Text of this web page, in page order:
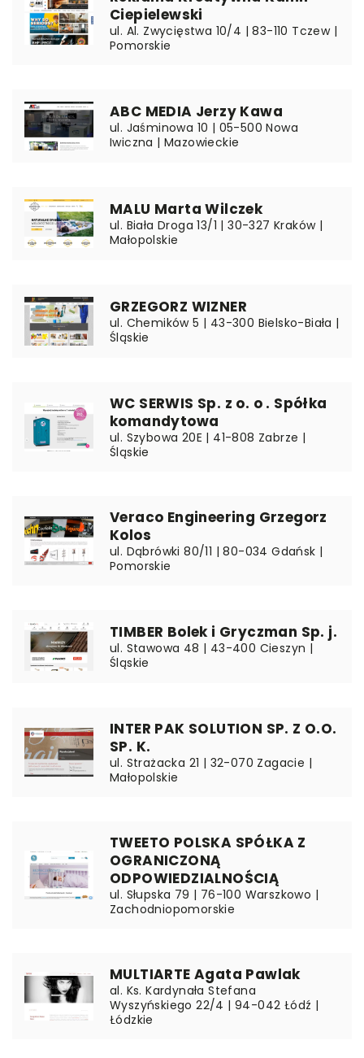
Ciepielewski
ul. Al. Zwycięstwa 10/4 | 83-110 Tczew |
Pomorskie
ABC MEDIA Jerzy Kawa
ul. Jaśminowa 10 | 05-500 Nowa
Iwiczna | Mazowieckie
MALU Marta Wilczek
ul. Biała Droga 13/1 | 30-327 Kraków |
Małopolskie
GRZEGORZ WIZNER
ul. Chemików 5 | 43-300 Bielsko-Biała |
Śląskie
WC SERWIS Sp. z o. o . Spółka
komandytowa
ul. Szybowa 20E | 41-808 Zabrze |
Śląskie
Veraco Engineering Grzegorz
Kolos
ul. Dąbrówki 80/11 | 80-034 Gdańsk |
Pomorskie
TIMBER Bolek i Gryczman Sp. j.
ul. Stawowa 48 | 43-400 Cieszyn |
Śląskie
INTER PAK SOLUTION SP. Z O.O.
SP. K.
ul. Strażacka 21 | 32-070 Zagacie |
Małopolskie
TWEETO POLSKA SPÓŁKA Z
OGRANICZONĄ
ODPOWIEDZIALNOŚCIĄ
ul. Słupska 79 | 76-100 Warszkowo |
Zachodniopomorskie
MULTIARTE Agata Pawlak
al. Ks. Kardynała Stefana
Wyszyńskiego 22/4 | 94-042 Łódź |
Łódzkie